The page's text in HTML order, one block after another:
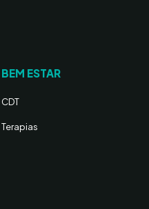
BEM ESTAR
CDT
Terapias